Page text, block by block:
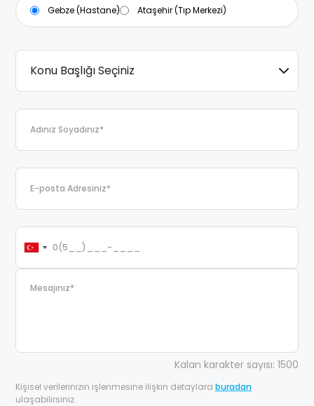
Gebze (Hastane) Ataşehir (Tıp Merkezi)
Konu Başlığı Seçiniz
Kalan karakter sayısı: 1500
Kişisel verilerinizin işlenmesine ilişkin detaylara buradan
ulaşabilirsiniz.